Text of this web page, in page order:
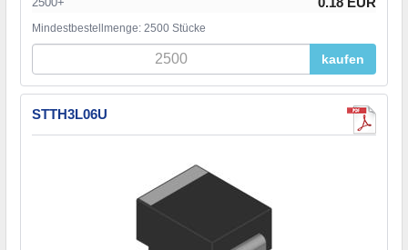
Mindestbestellmenge: 2500 Stücke
kaufen
STTH3L06U